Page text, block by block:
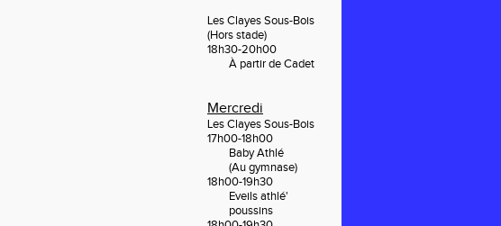
Les Clayes Sous-Bois
(Hors stade)
18h30-20h00
À partir de Cadet
Mercredi
Les Clayes Sous-Bois
17h00-18h00
Baby Athlé
(Au gymnase)
18h00-19h30
Eveils athlé'
poussins